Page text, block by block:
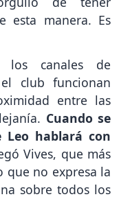
esta manera. Es
canales de
club funcionan
entre las
Cuando se
Leo hablará con
Vives, que más
que no expresa la
sobre todos los